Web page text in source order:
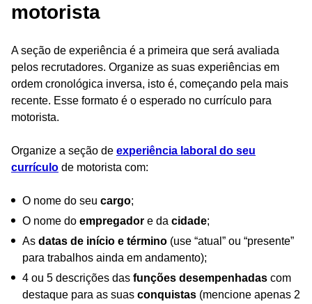
motorista
A seção de experiência é a primeira que será avaliada
pelos recrutadores. Organize as suas experiências em
ordem cronológica inversa, isto é, começando pela mais
recente. Esse formato é o esperado no currículo para
motorista.
Organize a seção de experiência laboral do seu
currículo de motorista com:
O nome do seu cargo;
O nome do empregador e da cidade;
As datas de início e término (use “atual” ou “presente”
para trabalhos ainda em andamento);
4 ou 5 descrições das funções desempenhadas com
destaque para as suas conquistas (mencione apenas 2